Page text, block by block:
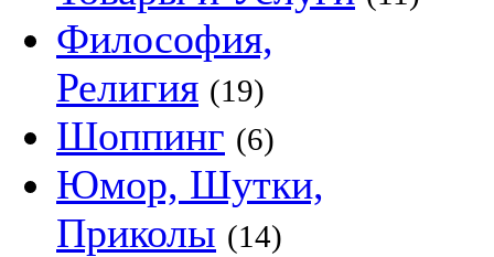
Философия,
Религия (19)
Шоппинг (6)
Юмор, Шутки,
Приколы (14)